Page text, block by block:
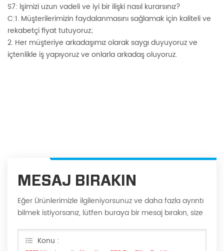
S7: İşimizi uzun vadeli ve iyi bir ilişki nasıl kurarsınız?
C:1. Müşterilerimizin faydalanmasını sağlamak için kaliteli ve
rekabetçi fiyat tutuyoruz;
2. Her müşteriye arkadaşımız olarak saygı duyuyoruz ve
içtenlikle iş yapıyoruz ve onlarla arkadaş oluyoruz.
MESAJ BIRAKIN
Eğer Ürünlerimizle ilgileniyorsunuz ve daha fazla ayrıntı
bilmek istiyorsanız, lütfen buraya bir mesaj bırakın, size
Konu :